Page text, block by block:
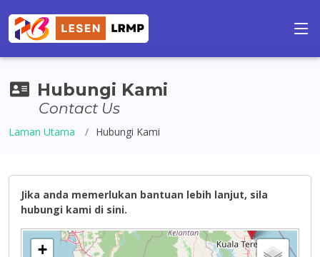
Hubungi Kami
Contact Us
Laman Utama Hubungi Kami
Jika anda memerlukan bantuan lebih lanjut, sila
hubungi kami di sini.